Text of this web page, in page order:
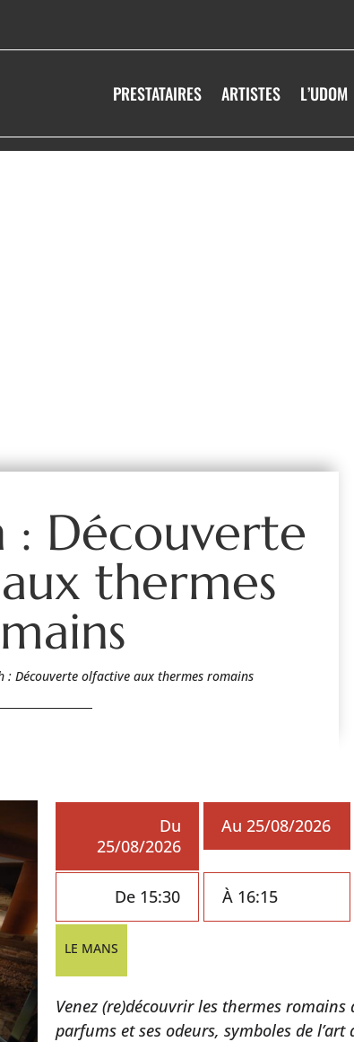
PRESTATAIRES ARTISTES L’UDOM
: Découverte
thermes
: Découverte olfactive aux thermes romains
Du
25/08/2026
Au 25/08/2026
De 15:30 À 16:15
LE MANS
Venez (re)découvrir les thermes romains
parfums et ses odeurs, symboles de